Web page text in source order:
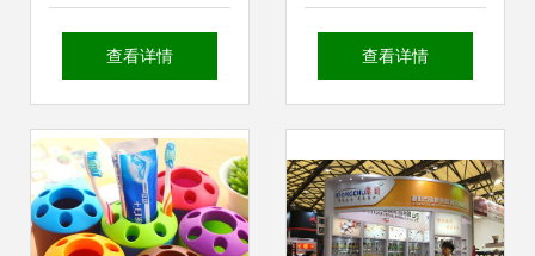
活细节的日用百货
查看详情
生活 中国日用品公
查看详情